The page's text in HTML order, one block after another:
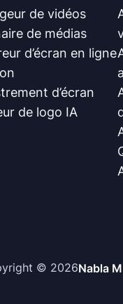
de vidéos
de médias
d’écran en ligne
d’écran
de logo IA
© 2026Nabla